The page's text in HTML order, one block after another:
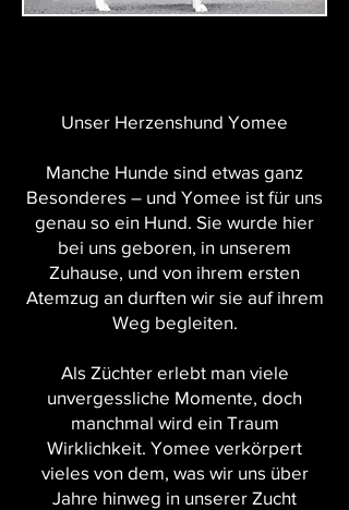
Unser Herzenshund Yomee
Manche Hunde sind etwas ganz
Besonderes – und Yomee ist für uns
genau so ein Hund. Sie wurde hier
bei uns geboren, in unserem
Zuhause, und von ihrem ersten
Atemzug an durften wir sie auf ihrem
Weg begleiten.
Als Züchter erlebt man viele
unvergessliche Momente, doch
manchmal wird ein Traum
Wirklichkeit. Yomee verkörpert
vieles von dem, was wir uns über
Jahre hinweg in unserer Zucht